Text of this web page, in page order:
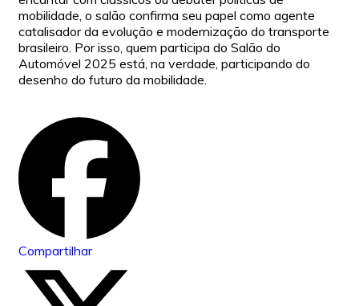
mobilidade, o salão confirma seu papel como agente
catalisador da evolução e modernização do transporte
brasileiro. Por isso, quem participa do Salão do
Automóvel 2025 está, na verdade, participando do
desenho do futuro da mobilidade.
Compartilhar